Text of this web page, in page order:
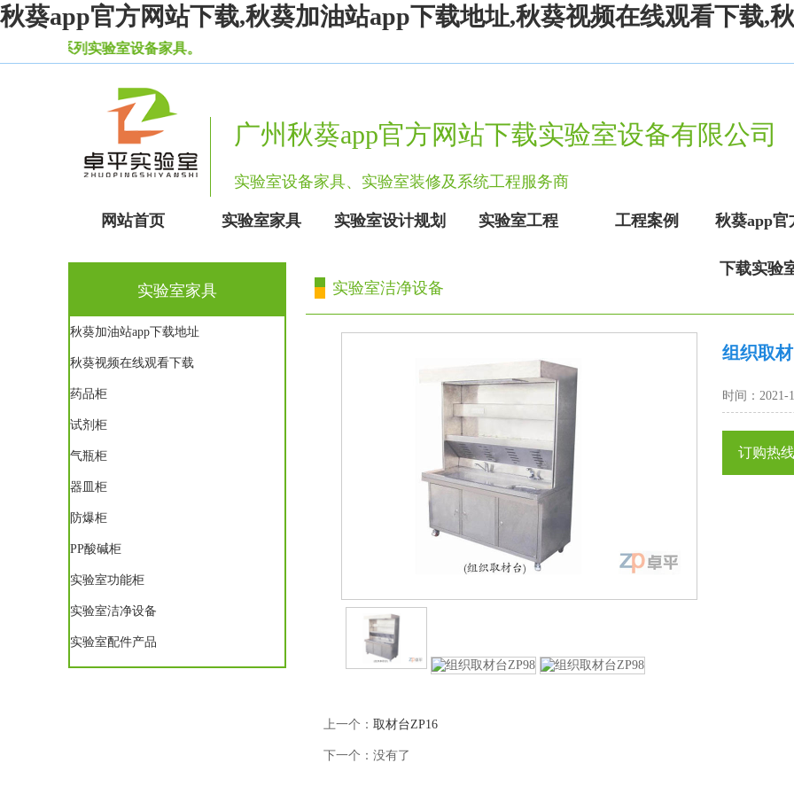
秋葵app官方网站下载,秋葵加油站app下载地址,秋葵视频在线观看下载,
一系列实验室设备家具。
广州秋葵app官方网站下载实验室设备有限公司
实验室设备家具、实验室装修及系统工程服务商
网站首页 实验室家具 实验室设计规划 实验室工程 工程案例 秋葵app官
下载实验
实验室家具
秋葵加油站app下载地址
秋葵视频在线观看下载
药品柜
试剂柜
气瓶柜
器皿柜
防爆柜
PP酸碱柜
实验室功能柜
实验室洁净设备
实验室配件产品
实验室洁净设备
组织取
时间：
订购热线
上一个： 取材台ZP16
下一个：没有了